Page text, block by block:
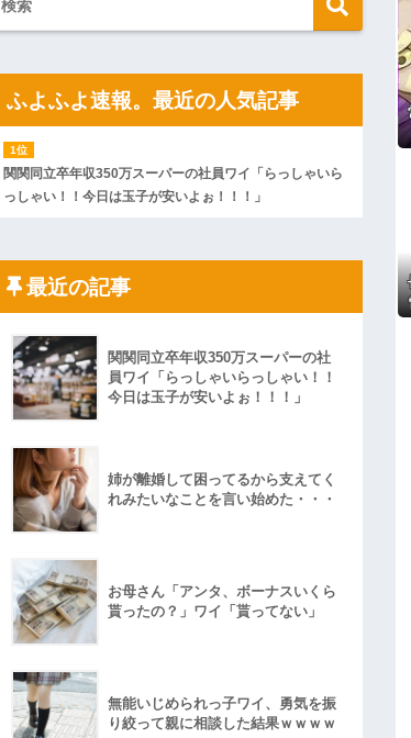
お前ら急げ！怪しい外人みつけたら法務省にタレコミし
【画像】完全オフの佐々木希、●●スを隠すことができ
ジャップ「クリスマスお祝いした1週間後にみんなで神
常務「結婚はまだか？」私「この待遇でどうやって結
み会で本音を返したら場が静まり返って…
レストランで食事してたらいきなり後ろから髪を引っ張
てるのかと思い注意しようと振り向こうとしたら耳元でハ
おばさんの一人旅
ハードオフに売っていた4万4000円のフィギュアがヤバ
私「ちょっと、人の家の金庫触らないでよ！」キチママ
たから、開けてみようとしただけ☆』義兄「泥は出てけ！
果・・・
私「初めて飲む味だけどなんのお茶？」彼「ちっ！」私
【GIF】JSのカンチョーワロタ
後続車にクラクションを鳴らされ彼氏が逆切れ。「何ク
んだ！降りてこいよ！」と怒鳴りだし...
【衝撃】報酬100万円超の治験募集がこちらｗｗｗｗｗ
【ネット騒然】惨殺されたタワマン頂き女子のこの動画
ｗｗｗｗｗｗｗｗｗｗ
【愕然】白のクラウン俺氏、高速道路左車線を制限速度
wwwwwwwwwwww
百年の恋12-899 食べた量を張り合ってくる
【悲報】佐藤輝明・・・２軍でも盛大にやらかす←あま
れ
ふよふよ速報。最近の人気記事
関関同立卒年収350万スーパーの社員ワイ「らっしゃいら
っしゃい！！今日は玉子が安いよぉ！！！」
最近の記事
関関同立卒年収350万スーパーの社
員ワイ「らっしゃいらっしゃい！！
今日は玉子が安いよぉ！！！」
姉が離婚して困ってるから支えてく
れみたいなことを言い始めた・・・
お母さん「アンタ、ボーナスいくら
貰ったの？」ワイ「貰ってない」
無能いじめられっ子ワイ、勇気を振
り絞って親に相談した結果ｗｗｗｗ